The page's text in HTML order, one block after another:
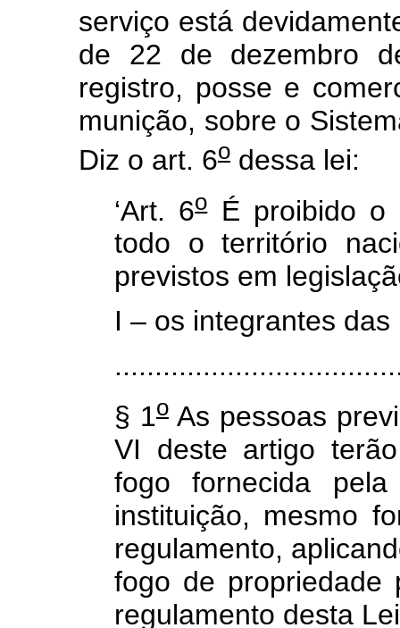
serviço está
de 22 de dezembro
registro, posse e
munição, sobre o
Diz o art. 6o dessa lei:
‘Art. 6oÉ proibido o
todo o território
previstos em
I – os integrantes
§ 1oAs pessoas
VI deste artigo
fogo fornecida
instituição, mesmo
regulamento,
fogo de propriedade
regulamento desta